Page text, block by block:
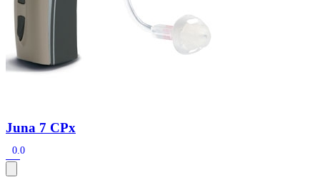
Oticon Intent 1 - Oplaadbaar
De Oticon Intent is het nieuwste hoorapparaat van dit moment.
Bekijk
Juna 7 CPx
0.0